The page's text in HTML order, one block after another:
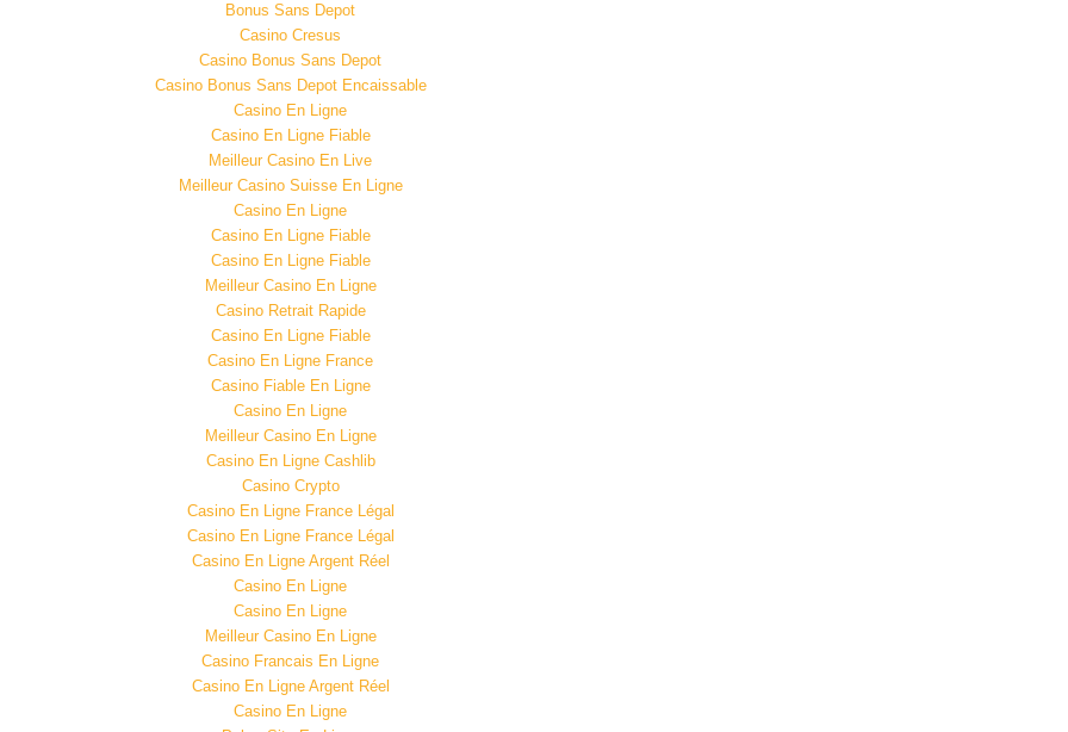
Bonus Sans Depot
Casino Cresus
Casino Bonus Sans Depot
Casino Bonus Sans Depot Encaissable
Casino En Ligne
Casino En Ligne Fiable
Meilleur Casino En Live
Meilleur Casino Suisse En Ligne
Casino En Ligne
Casino En Ligne Fiable
Casino En Ligne Fiable
Meilleur Casino En Ligne
Casino Retrait Rapide
Casino En Ligne Fiable
Casino En Ligne France
Casino Fiable En Ligne
Casino En Ligne
Meilleur Casino En Ligne
Casino En Ligne Cashlib
Casino Crypto
Casino En Ligne France Légal
Casino En Ligne France Légal
Casino En Ligne Argent Réel
Casino En Ligne
Casino En Ligne
Meilleur Casino En Ligne
Casino Francais En Ligne
Casino En Ligne Argent Réel
Casino En Ligne